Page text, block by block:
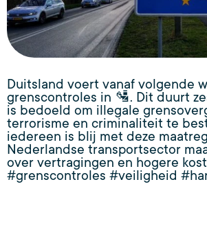
Duitsland voert vanaf volgende
grenscontroles in 🛂. Dit duurt
is bedoeld om illegale
terrorisme en criminaliteit te
iedereen is blij met deze
Nederlandse transportsector
over vertragingen en hogere
#grenscontroles #veiligheid